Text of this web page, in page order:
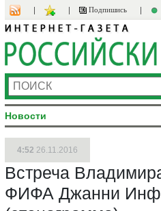
Подпишись
Новости
4:52 26.11.2016
Встреча
ФИФА Джанни